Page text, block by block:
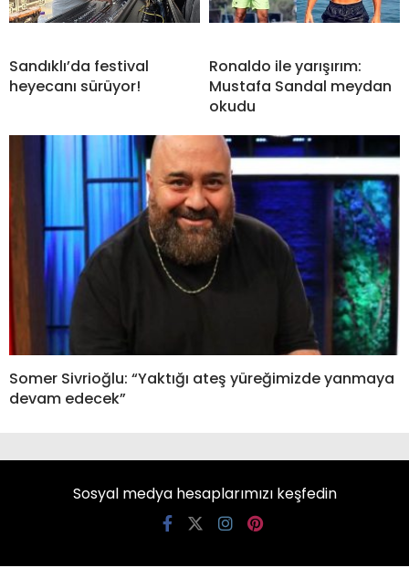
Sandıklı’da festival
heyecanı sürüyor!
Ronaldo ile yarışırım:
Mustafa Sandal meydan
okudu
Somer Sivrioğlu: “Yaktığı ateş yüreğimizde yanmaya
devam edecek”
Sosyal medya hesaplarımızı keşfedin